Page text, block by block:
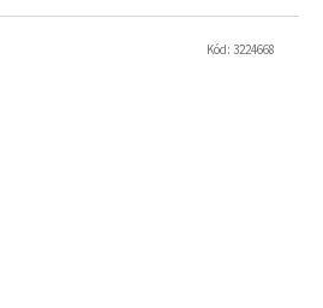
Kód: 3224668